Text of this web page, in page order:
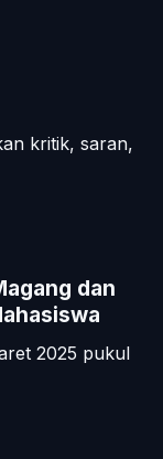
kritik, saran,
dan
2025 pukul